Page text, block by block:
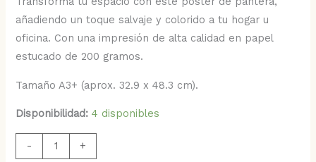
añadiendo un toque salvaje y colorido a tu hogar u
oficina. Con una impresión de alta calidad en papel
estucado de 200 gramos.
Tamaño A3+ (aprox. 32.9 x 48.3 cm).
Disponibilidad: 4 disponibles
- +